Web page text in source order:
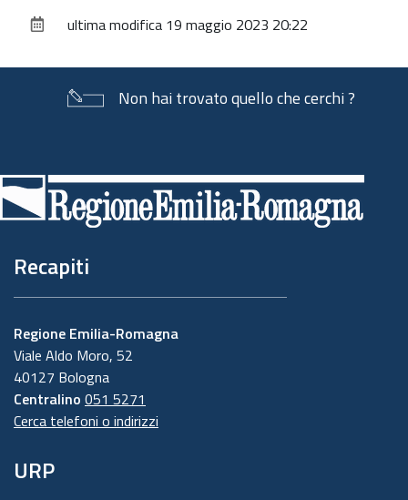
documentoultima modifica 19 maggio 2023 20:22
Non hai trovato quello che cerchi ?
di
pagina
Recapiti
Regione Emilia-Romagna
Viale Aldo Moro, 52
40127 Bologna
Centralino 051 5271
Cerca telefoni o indirizzi
URP